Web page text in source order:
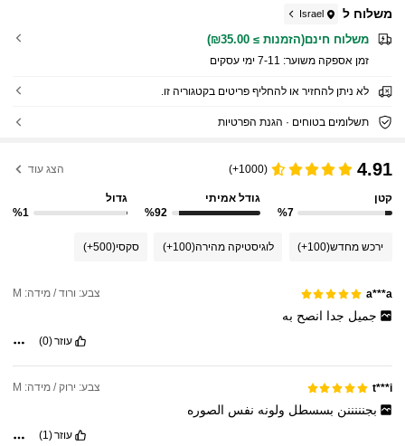
משלוח ל Israel
משלוח חינם(הזמנות ≥ ₪35.00)
זמן אספקה ​​משוער: 7-11 ימי עסקים
לא ניתן להחזיר או להחליף פריטים בקטגוריה זו.
תשלומים בטוחים · הגנת הפרטיות
4.91
(1000+) הצג עוד
קטן
%7
גודל אמיתי
%92
גדול
%1
ירכש מחדש(100+) לוגיסטיקה מהירה(100+) סקסי(500+)
a***a צבע: ורוד / מידה: M
جميل جدا انصح به
עוזר(0)
t***i צבע: ירוק / מידה: M
بجنننننن بسسطل ولونه نفس الصوره
עוזר(1)